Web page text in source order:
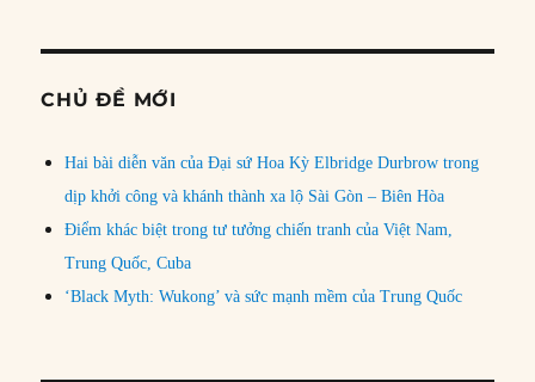
CHỦ ĐỀ MỚI
Hai bài diễn văn của Đại sứ Hoa Kỳ Elbridge Durbrow trong
dịp khởi công và khánh thành xa lộ Sài Gòn – Biên Hòa
Điểm khác biệt trong tư tưởng chiến tranh của Việt Nam,
Trung Quốc, Cuba
‘Black Myth: Wukong’ và sức mạnh mềm của Trung Quốc